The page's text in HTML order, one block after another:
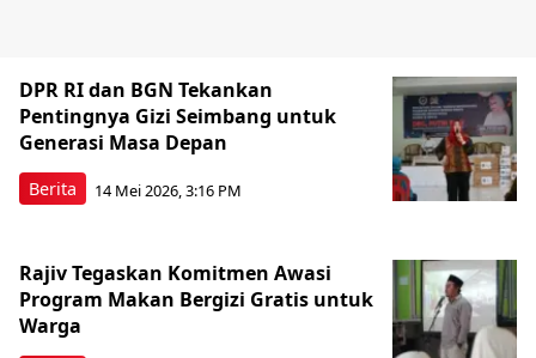
Berita
DPR RI dan BGN Tekankan
Pentingnya Gizi Seimbang untuk
Generasi Masa Depan
14 Mei 2026, 3:16 PM
Rajiv Tegaskan Komitmen Awasi
Program Makan Bergizi Gratis untuk
Warga